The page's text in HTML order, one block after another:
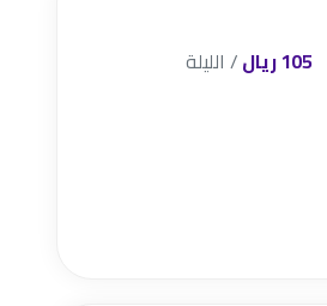
105 ريال / الليلة